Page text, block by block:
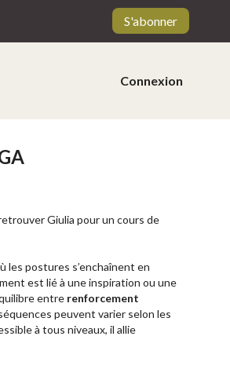
S'abonner
Connexion
Giulia pour un cours de
les postures s’enchaînent en
est lié à une inspiration ou une
entre renforcement
peuvent varier selon les
à tous niveaux, il allie